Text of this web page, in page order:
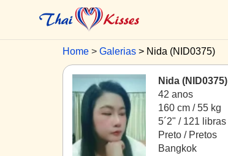
Home Galerias Nida (NID0375)
Nida (NID0375)
42 anos
160 cm / 55 kg
5´2" / 121 libras
Preto / Pretos
Bangkok